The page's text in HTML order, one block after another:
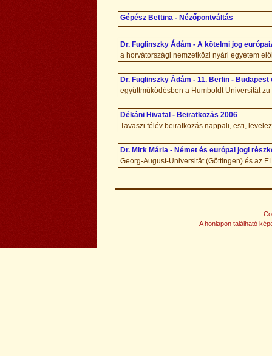
Gépész Bettina - Nézőpontváltás
Dr. Fuglinszky Ádám - A kötelmi jog
a horvátországi nemzetközi nyári egyetem
Dr. Fuglinszky Ádám - 11. Berlin -
együttműködésben a Humboldt Universität
Dékáni Hivatal - Beiratkozás 2006
Tavaszi félév beiratkozás nappali, esti,
Dr. Mirk Mária - Német és európai jogi
Georg-August-Universität (Göttingen) és az
A honlapon található